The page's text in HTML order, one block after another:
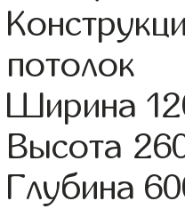
потолок
Ширина
Высота
Глубина